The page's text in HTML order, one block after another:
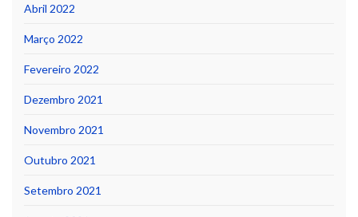
Abril 2022
Março 2022
Fevereiro 2022
Dezembro 2021
Novembro 2021
Outubro 2021
Setembro 2021